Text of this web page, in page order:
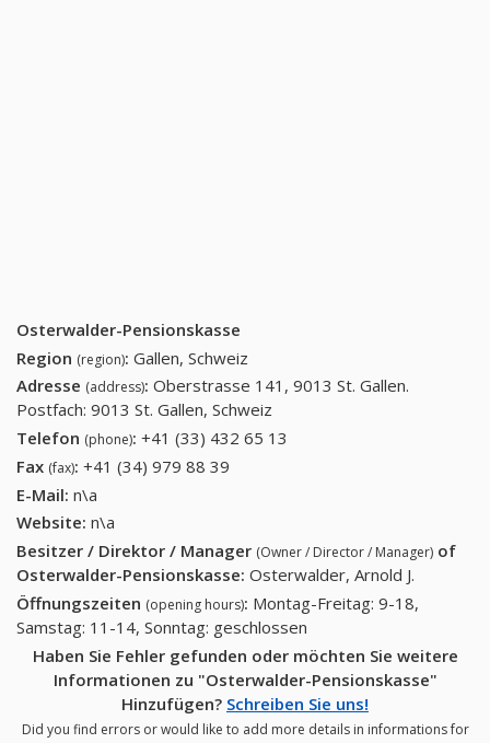
Osterwalder-Pensionskasse
Region (region): Gallen, Schweiz
Adresse (address): Oberstrasse 141, 9013 St. Gallen.
Postfach: 9013 St. Gallen, Schweiz
Telefon (phone): +41 (33) 432 65 13
Fax (fax): +41 (34) 979 88 39
E-Mail: n\a
Website: n\a
Besitzer / Direktor / Manager (Owner / Director / Manager) of
Osterwalder-Pensionskasse: Osterwalder, Arnold J.
Öffnungszeiten (opening hours): Montag-Freitag: 9-18,
Samstag: 11-14, Sonntag: geschlossen
Haben Sie Fehler gefunden oder möchten Sie weitere
Informationen zu "Osterwalder-Pensionskasse"
Hinzufügen? Schreiben Sie uns!
Did you find errors or would like to add more details in informations for